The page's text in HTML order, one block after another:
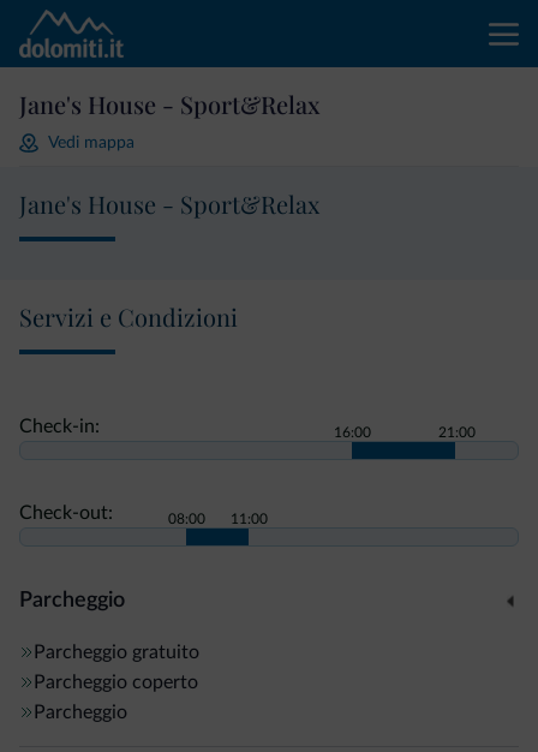
Jane's House - Sport&Relax
Vedi mappa
Jane's House - Sport&Relax
Servizi e Condizioni
Check-in: 16:00 21:00
Check-out: 08:00 11:00
Parcheggio
Parcheggio gratuito
Parcheggio coperto
Parcheggio